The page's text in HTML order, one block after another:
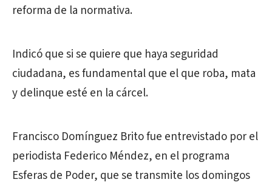
reforma de la normativa.
Indicó que si se quiere que haya seguridad
ciudadana, es fundamental que el que roba, mata
y delinque esté en la cárcel.
Francisco Domínguez Brito fue entrevistado por el
periodista Federico Méndez, en el programa
Esferas de Poder, que se transmite los domingos